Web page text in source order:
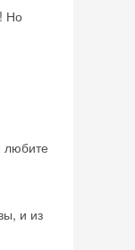
Но
любите
и из